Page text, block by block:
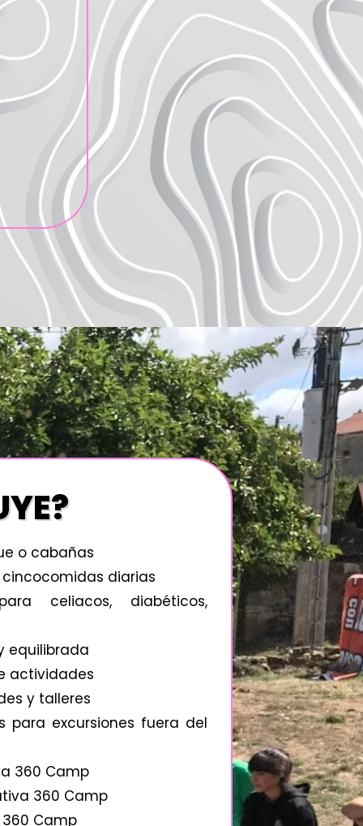
o cabañas
diarias
celiacos, diabéticos,
equilibrada
actividades
y talleres
para excursiones fuera del
360 Camp
360 Camp
Camp